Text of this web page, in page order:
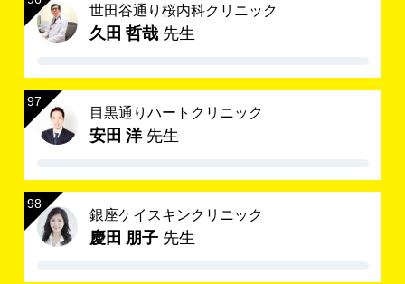
世田谷通り桜内科クリニック
久田 哲哉 先生
目黒通りハートクリニック
安田 洋先生
銀座ケイスキンクリニック
慶田 朋子 先生